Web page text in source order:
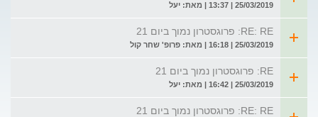
25/03/2019 | 13:37 | מאת: יעל
RE: RE: פרוגסטרון נמוך ביום 21
25/03/2019 | 16:18 | מאת: פרופ' שחר קול
RE: פרוגסטרון נמוך ביום 21
25/03/2019 | 16:42 | מאת: יעל
RE: RE: פרוגסטרון נמוך ביום 21